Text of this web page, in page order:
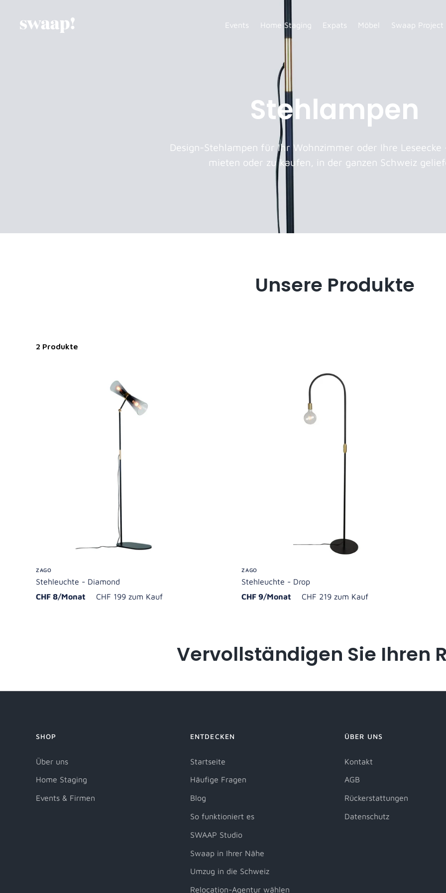
springen
Events Home Staging Expats Möbel Swaap Project
Stehlampen
Design-Stehlampen für Ihr Wohnzimmer oder Ihre Leseecke
mieten oder zu kaufen, in der ganzen Schweiz
Unsere Produkte
2 Produkte
ZAGO
Stehleuchte - Diamond
CHF 8/Monat
CHF 199 zum Kauf
ZAGO
Stehleuchte - Drop
CHF 9/Monat
CHF 219 zum Kauf
Vervollständigen Sie Ihren
SHOP
Über uns
Home Staging
Events & Firmen
ENTDECKEN
Startseite
Häufige Fragen
Blog
So funktioniert es
SWAAP Studio
Swaap in Ihrer Nähe
Umzug in die Schweiz
Relocation-Agentur wählen
ÜBER UNS
Kontakt
AGB
Rückerstattungen
Datenschutz